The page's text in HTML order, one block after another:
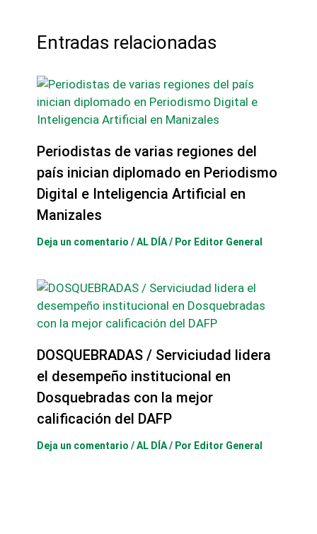
Entradas relacionadas
Periodistas de varias regiones del
país inician diplomado en Periodismo
Digital e Inteligencia Artificial en
Manizales
Deja un comentario /AL DÍA/ Por Editor General
DOSQUEBRADAS / Serviciudad lidera
el desempeño institucional en
Dosquebradas con la mejor
calificación del DAFP
Deja un comentario /AL DÍA/ Por Editor General